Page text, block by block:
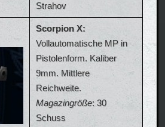
Strahov
Scorpion X:
Vollautomatische MP in
Pistolenform. Kaliber
9mm. Mittlere
Reichweite.
Magazingröße: 30
Schuss